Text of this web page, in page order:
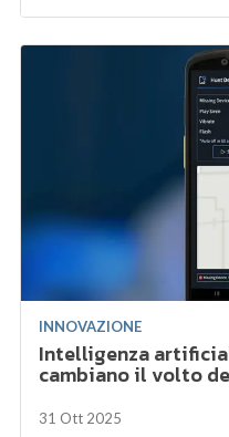
INNOVAZIONE
Intelligenza
cambiano il volto
31 Ott 2025